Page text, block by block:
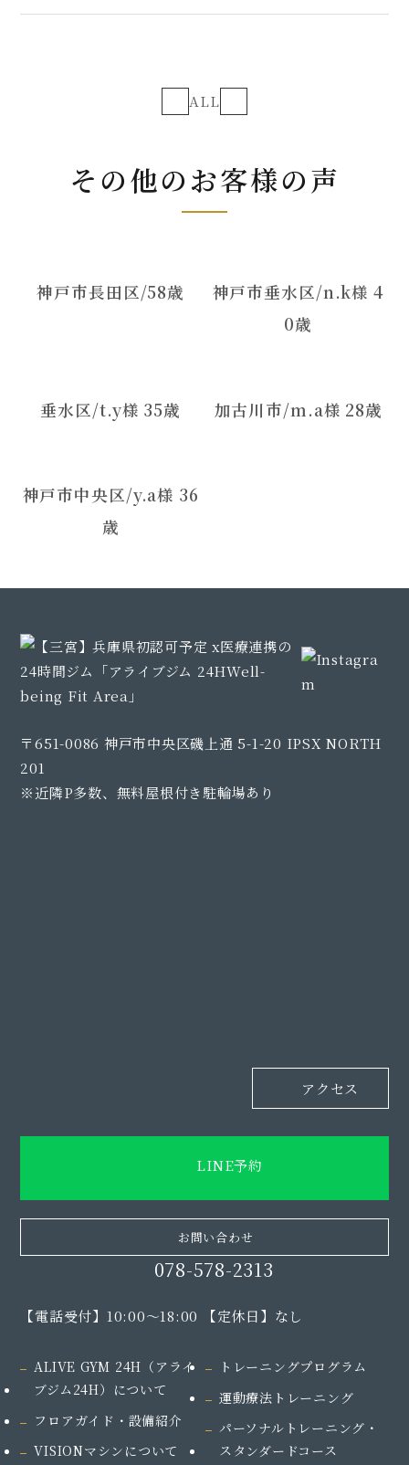
ALL
その他のお客様の声
神戸市長田区/58歳
神戸市垂水区/n.k様 4
0歳
垂水区/t.y様 35歳 加古川市/m.a様 28歳
神戸市中央区/y.a様 36
歳
〒651-0086 神戸市中央区磯上通 5-1-20 IPSX NORTH
201
※近隣P多数、無料屋根付き駐輪場あり
アクセス
LINE予約
お問い合わせ
078-578-2313
【電話受付】10:00～18:00 【定休日】なし
ALIVE GYM 24H（アライ
ブジム24H） について
フロアガイド・設備紹介
VISIONマシンについて
トレーニングプログラム
運動療法トレーニング
パーソナルトレーニング・
スタンダードコース